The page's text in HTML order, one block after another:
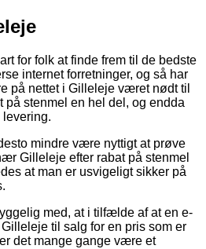
for folk at finde frem til de bedste
internet forretninger, og så har
på nettet i Gilleleje været nødt til
på stenmel en hel del, og endda
levering.
mindre være nyttigt at prøve
Gilleleje efter rabat på stenmel
at man er usvigeligt sikker på
med, at i tilfælde af at en e-
til salg for en pris som er
det mange gange være et